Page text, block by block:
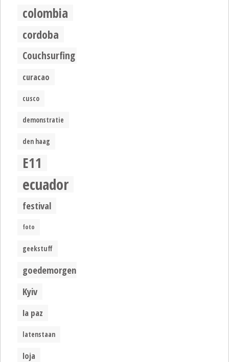
colombia
cordoba
Couchsurfing
curacao
cusco
demonstratie
den haag
E11
ecuador
festival
foto
geekstuff
goedemorgen
Kyiv
la paz
latenstaan
loja